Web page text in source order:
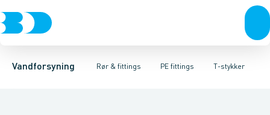
Vandforsyning Rør & fittings
Rør & fittingsKoblinger & anboringerMuffer, klemmer &
PE fittings
PE rørPE EL fittingsPE fittings Duktiljern fittingsT-stykker
Vinkler 90gr.Vinkler 60gr.Vinkler 45gr.Vinkler 30gr.Vinkler